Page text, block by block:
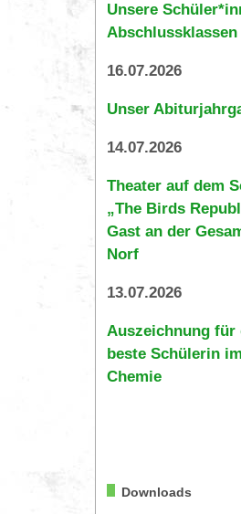
Unsere
Abschlussklassen
16.07.2026
Unser
14.07.2026
Theater auf dem
„The Birds
Gast an der
Norf
13.07.2026
Auszeichnung für
beste Schülerin
Chemie
Downloads